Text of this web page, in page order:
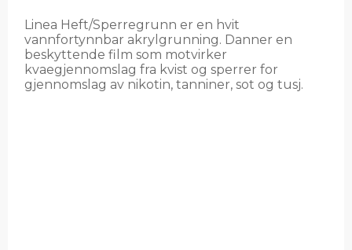
Linea Heft/Sperregrunn er en hvit
vannfortynnbar akrylgrunning. Danner en
beskyttende film som motvirker
kvaegjennomslag fra kvist og sperrer for
gjennomslag av nikotin, tanniner, sot og tusj.